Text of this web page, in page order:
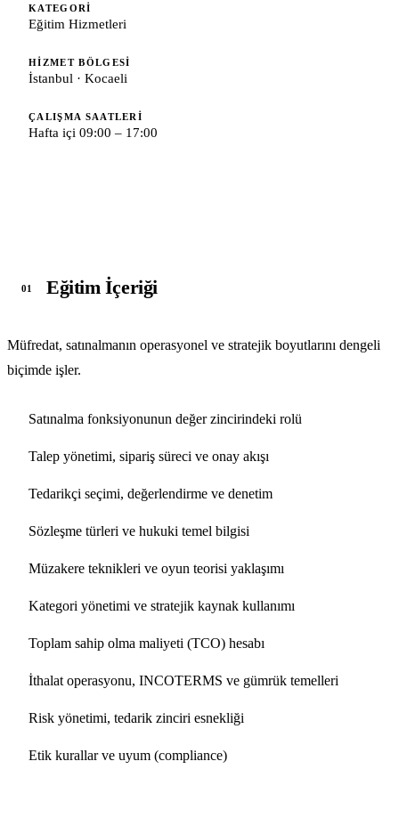
KATEGORI
Eğitim Hizmetleri
HIZMET BÖLGESI
İstanbul · Kocaeli
ÇALIŞMA SAATLERI
Hafta içi 09:00 – 17:00
01 Eğitim İçeriği
Müfredat, satınalmanın operasyonel ve stratejik boyutlarını dengeli
biçimde işler.
Satınalma fonksiyonunun değer zincirindeki rolü
Talep yönetimi, sipariş süreci ve onay akışı
Tedarikçi seçimi, değerlendirme ve denetim
Sözleşme türleri ve hukuki temel bilgisi
Müzakere teknikleri ve oyun teorisi yaklaşımı
Kategori yönetimi ve stratejik kaynak kullanımı
Toplam sahip olma maliyeti (TCO) hesabı
İthalat operasyonu, INCOTERMS ve gümrük temelleri
Risk yönetimi, tedarik zinciri esnekliği
Etik kurallar ve uyum (compliance)